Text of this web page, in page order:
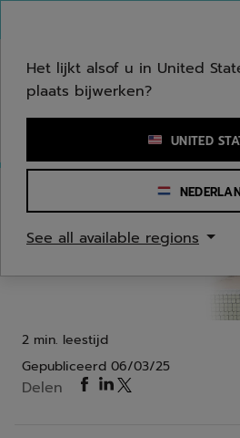
Een zoekwoord of een
Babolat versterkt zijn
2 min. leestijd
Gepubliceerd 06/03/25
Delen
Het lijkt alsof u in United
plaats bijwerken?
UNITED
See all available regions